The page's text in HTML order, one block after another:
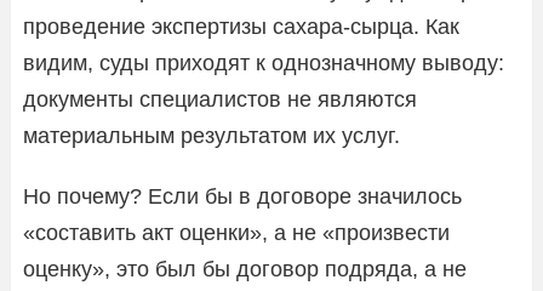
проведение экспертизы сахара-сырца. Как
видим, суды приходят к однозначному выводу:
документы специалистов не являются
материальным результатом их услуг.
Но почему? Если бы в договоре значилось
«составить акт оценки», а не «произвести
оценку», это был бы договор подряда, а не